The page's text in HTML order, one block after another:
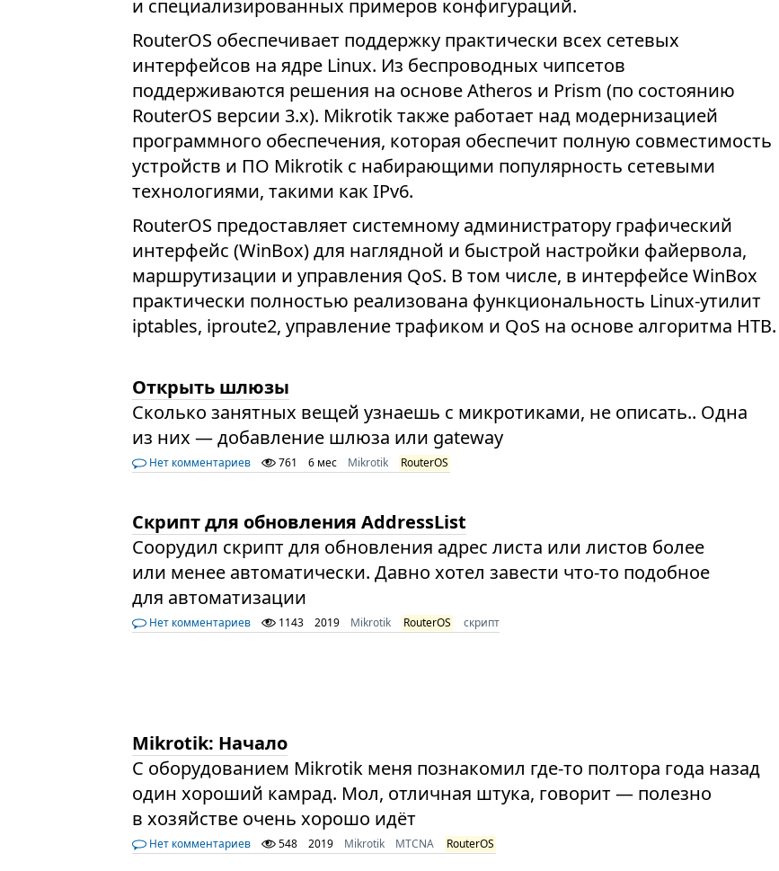
и специализированных примеров конфигураций.
RouterOS обеспечивает поддержку практически всех сетевых
интерфейсов на ядре Linux. Из беспроводных чипсетов
поддерживаются решения на основе Atheros и Prism (по состоянию
RouterOS версии 3.x). Mikrotik также работает над модернизацией
программного обеспечения, которая обеспечит полную совместимость
устройств и ПО Mikrotik с набирающими популярность сетевыми
технологиями, такими как IPv6.
RouterOS предоставляет системному администратору графический
интерфейс (WinBox) для наглядной и быстрой настройки файервола,
маршрутизации и управления QoS. В том числе, в интерфейсе WinBox
практически полностью реализована функциональность Linux-утилит
iptables, iproute2, управление трафиком и QoS на основе алгоритма HTB.
Открыть шлюзы
Сколько занятных вещей узнаешь с микротиками, не описать.. Одна
из них — добавление шлюза или gateway
Нет комментариев 761 6 мес Mikrotik RouterOS
Скрипт для обновления AddressList
Соорудил скрипт для обновления адрес листа или листов более
или менее автоматически. Давно хотел завести что-то подобное
для автоматизации
Нет комментариев 1143 2019 Mikrotik RouterOS скрипт
Mikrotik: Начало
С оборудованием Mikrotik меня познакомил где-то полтора года назад
один хороший камрад. Мол, отличная штука, говорит — полезно
в хозяйстве очень хорошо идёт
Нет комментариев 548 2019 Mikrotik MTCNA RouterOS